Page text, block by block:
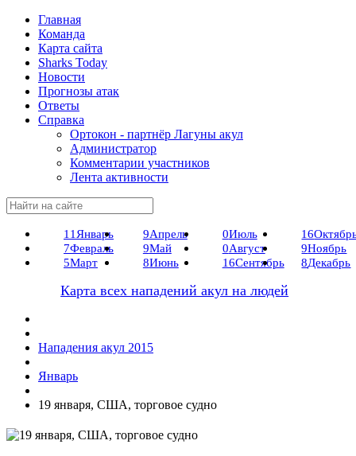
Главная
Команда
Карта сайта
Sharks Today
Новости
Прогнозы атак
Ответы
Справка
Ортокон - партнёр Лагуны акул
Администратор
Комментарии участников
Лента активности
11 Январь
7Февраль
5Март
9Апрель
9Май
8Июнь
0Июль
0Август
16Сентябрь
16
9Ноябрь
8Декабрь
Карта всех нападений акул на людей
Нападения акул 2015
Январь
19 января, США, торговое судно